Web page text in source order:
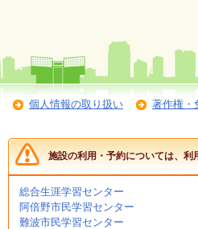
よ
あ
る
ご
質
問
個人情報の取り扱い 著作権・
施設の利用・予約については、利
総合生涯学習センター
阿倍野市民学習センター
難波市民学習センター